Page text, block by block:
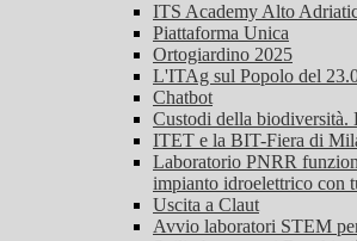
ITS Academy Alto
Piattaforma Unica
Ortogiardino 2025
L'ITAg sul Popolo del
Chatbot
Custodi della biodiversità.
ITET e la BIT-Fiera di
Laboratorio PNRR
impianto idroelettrico con
Uscita a Claut
Avvio laboratori STEM